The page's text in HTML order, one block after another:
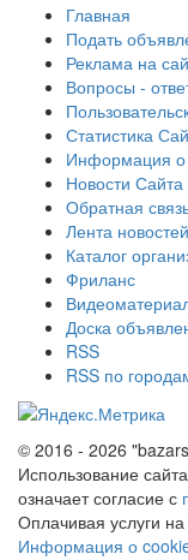
Главная
Подать
Реклама на
Вопросы -
Статистика
Информация о
Новости Сайта
Обратная
Лента новостей
Каталог
Фриланс
Доска
RSS
RSS по
© 2016 - 2026
Использование
означает согласие с
Оплачивая услуги
Информация о